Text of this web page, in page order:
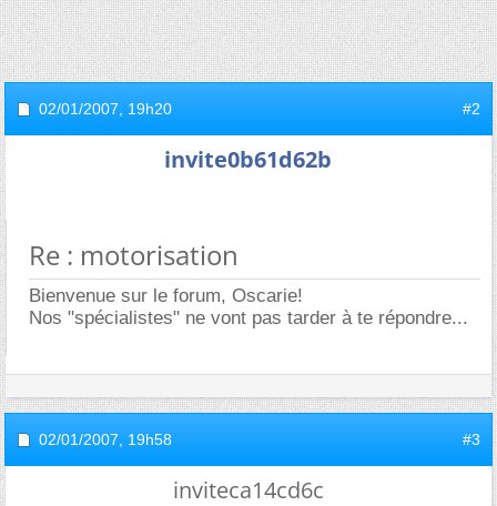
02/01/2007, 19h20 #2
invite0b61d62b
Re : motorisation
Bienvenue sur le forum, Oscarie!
Nos "spécialistes" ne vont pas tarder à te répondre...
02/01/2007, 19h58 #3
inviteca14cd6c